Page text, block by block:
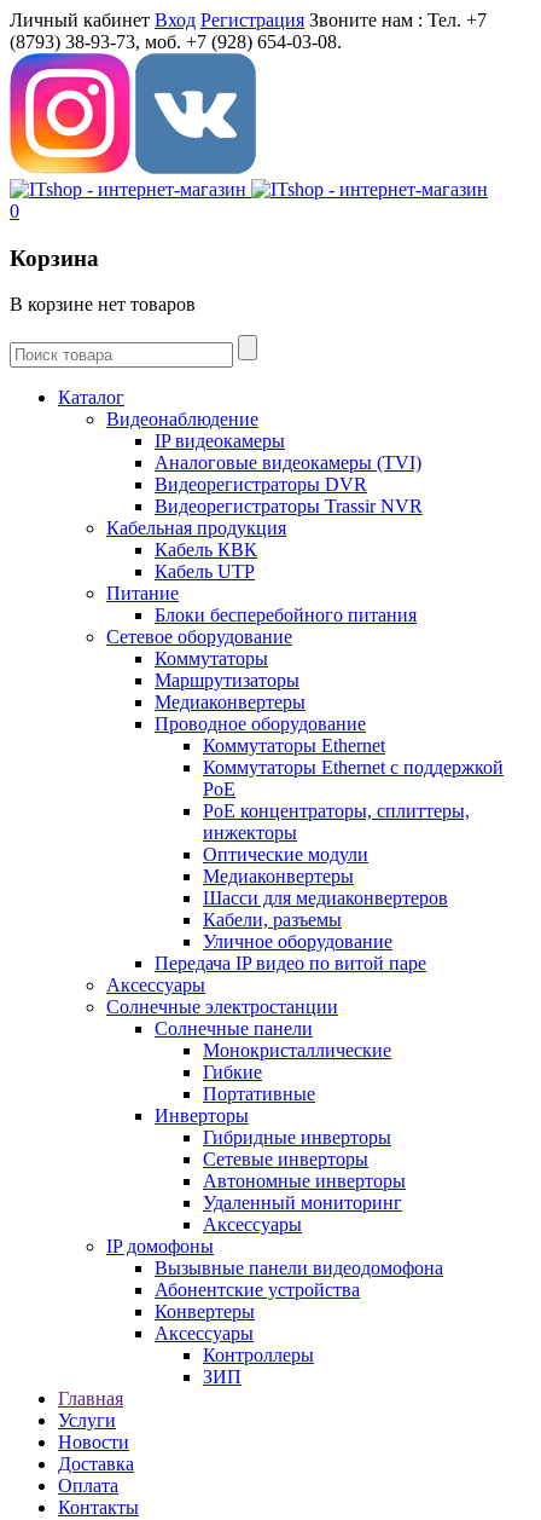
Личный кабинет Вход Регистрация Звоните нам : Тел. +7
(8793) 38-93-73, моб. +7 (928) 654-03-08.
0
Корзина
В корзине нет товаров
Каталог
Видеонаблюдение
IP видеокамеры
Aналоговые видеокамеры (TVI)
Видеорегистраторы DVR
Видеорегистраторы Trassir NVR
Кабельная продукция
Кабель КВК
Кабель UTP
Питание
Блоки бесперебойного питания
Сетевое оборудование
Коммутаторы
Маршрутизаторы
Медиаконвертеры
Проводное оборудование
Коммутаторы Ethernet
Коммутаторы Ethernet с поддержкой
PoE
РoЕ концентраторы, сплиттеры,
инжекторы
Оптические модули
Медиаконвертеры
Шасси для медиаконвертеров
Кабели, разъемы
Уличное оборудование
Передача IP видео по витой паре
Аксессуары
Солнечные электростанции
Солнечные панели
Монокристаллические
Гибкие
Портативные
Инверторы
Гибридные инверторы
Сетевые инверторы
Автономные инверторы
Удаленный мониторинг
Аксессуары
IP домофоны
Вызывные панели видеодомофона
Абонентские устройства
Конвертеры
Аксессуары
Контроллеры
ЗИП
Главная
Услуги
Новости
Доставка
Оплата
Контакты